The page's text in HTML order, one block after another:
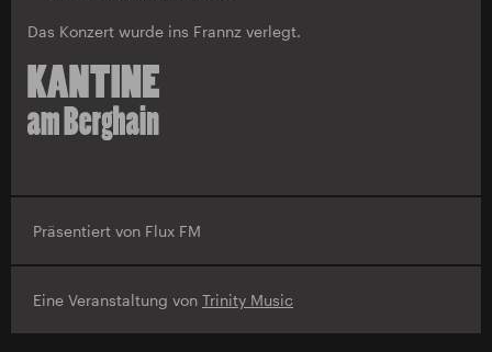
Das Konzert wurde ins Frannz verlegt.
Präsentiert von Flux FM
Eine Veranstaltung von Trinity Music